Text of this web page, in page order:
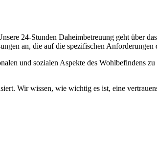
24-Stunden Daheimbetreuung geht über
an, die auf die spezifischen
und sozialen Aspekte des Wohlbefindens
Wir wissen, wie wichtig es ist, eine